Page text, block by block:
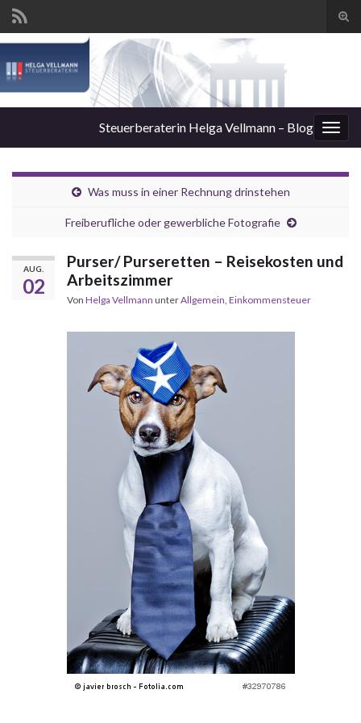
Steuerberaterin Helga Vellmann – Blog
Was muss in einer Rechnung drinstehen
Freiberufliche oder gewerbliche Fotografie
AUG.
02
Purser/ Purseretten – Reisekosten und
Arbeitszimmer
Von Helga Vellmann unterAllgemein, Einkommensteuer